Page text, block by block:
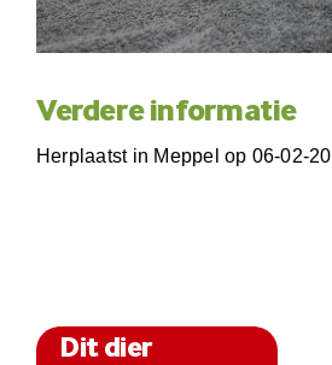
Verdere informatie
Herplaatst in Meppel op 06-02-
Dit dier